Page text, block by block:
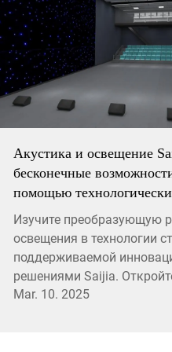
Акустика и освещение
бесконечные
помощью
Изучите преобразующую
освещения в технологии
поддерживаемой
решениями Saijia.
настройки для погружения
Mar. 10. 2025